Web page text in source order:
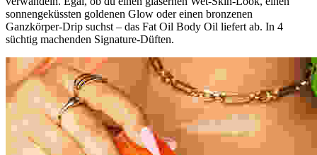
sonnengeküssten goldenen Glow oder einen bronzenen
Ganzkörper-Drip suchst – das Fat Oil Body Oil liefert ab. In 4
süchtig machenden Signature-Düften.